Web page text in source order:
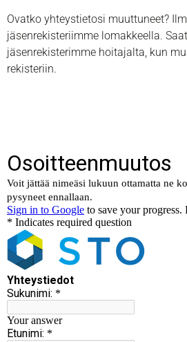
Ovatko yhteystietosi muuttuneet?
jäsenrekisteriimme lomakkeella.
jäsenrekisterimme hoitajalta, kun
rekisteriin.